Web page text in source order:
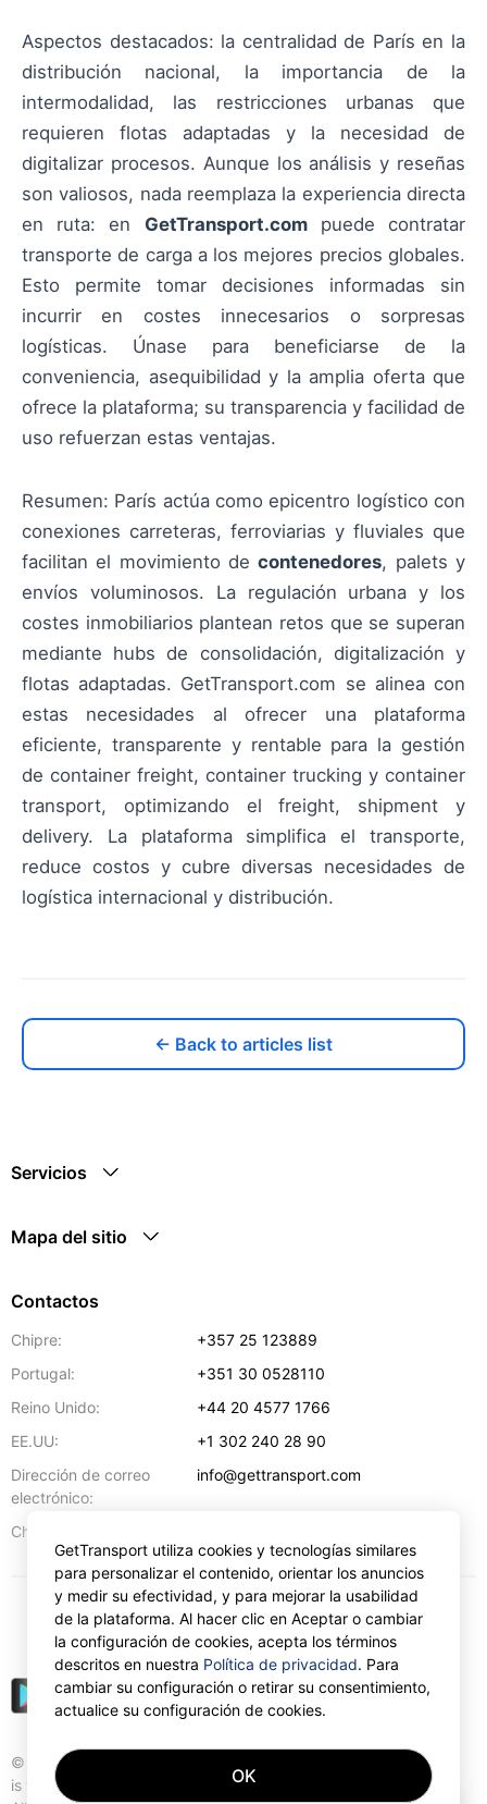
Aspectos destacados: la centralidad de París en la
distribución nacional, la importancia de la
intermodalidad, las restricciones urbanas que
requieren flotas adaptadas y la necesidad de
digitalizar procesos. Aunque los análisis y reseñas
son valiosos, nada reemplaza la experiencia directa
en ruta: en GetTransport.compuede contratar
transporte de carga a los mejores precios globales.
Esto permite tomar decisiones informadas sin
incurrir en costes innecesarios o sorpresas
logísticas. Únase para beneficiarse de la
conveniencia, asequibilidad y la amplia oferta que
ofrece la plataforma; su transparencia y facilidad de
uso refuerzan estas ventajas.
Resumen: París actúa como epicentro logístico con
conexiones carreteras, ferroviarias y fluviales que
facilitan el movimiento decontenedores, palets y
envíos voluminosos. La regulación urbana y los
costes inmobiliarios plantean retos que se superan
mediante hubs de consolidación, digitalización y
flotas adaptadas. GetTransport.com se alinea con
estas necesidades al ofrecer una plataforma
eficiente, transparente y rentable para la gestión
de container freight, container trucking y container
transport, optimizando el freight, shipment y
delivery. La plataforma simplifica el transporte,
reduce costos y cubre diversas necesidades de
logística internacional y distribución.
← Back to articles list
Servicios
Mapa del sitio
Contactos
Chipre:
+357 25 123889
Portugal:
+351 30 0528110
Reino Unido:
+44 20 4577 1766
EE.UU:
+1 302 240 28 90
Dirección de correo
electrónico:
info@gettransport.com
Chipre:
© Gettransport International Limited. GetTransport®
is trademark of Gettransport International Limited.
EUR
GetTransport utiliza cookies y tecnologías similares
para personalizar el contenido, orientar los anuncios
y medir su efectividad, y para mejorar la usabilidad
de la plataforma. Al hacer clic en Aceptar o cambiar
la configuración de cookies, acepta los términos
descritos en nuestra Política de privacidad. Para
cambiar su configuración o retirar su consentimiento,
actualice su configuración de cookies.
OK